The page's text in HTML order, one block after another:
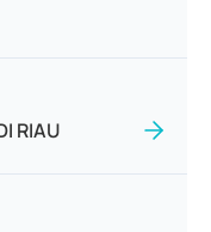
RIAU